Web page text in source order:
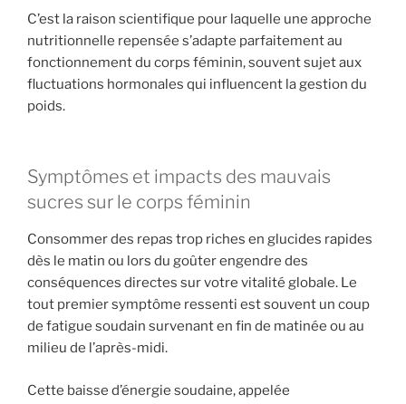
C’est la raison scientifique pour laquelle une approche
nutritionnelle repensée s’adapte parfaitement au
fonctionnement du corps féminin, souvent sujet aux
fluctuations hormonales qui influencent la gestion du
poids.
Symptômes et impacts des mauvais
sucres sur le corps féminin
Consommer des repas trop riches en glucides rapides
dès le matin ou lors du goûter engendre des
conséquences directes sur votre vitalité globale. Le
tout premier symptôme ressenti est souvent un coup
de fatigue soudain survenant en fin de matinée ou au
milieu de l’après-midi.
Cette baisse d’énergie soudaine, appelée